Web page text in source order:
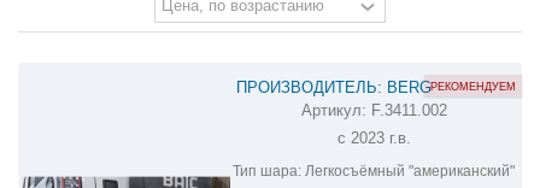
ПРОИЗВОДИТЕЛЬ: BERG
ФАРКОП НА BAIC BJ40 F.3411.002
Артикул: F.3411.002
с 2023 г.в.
Тип шара: Легкосъёмный "американский"
РЕКОМЕНДУЕМ